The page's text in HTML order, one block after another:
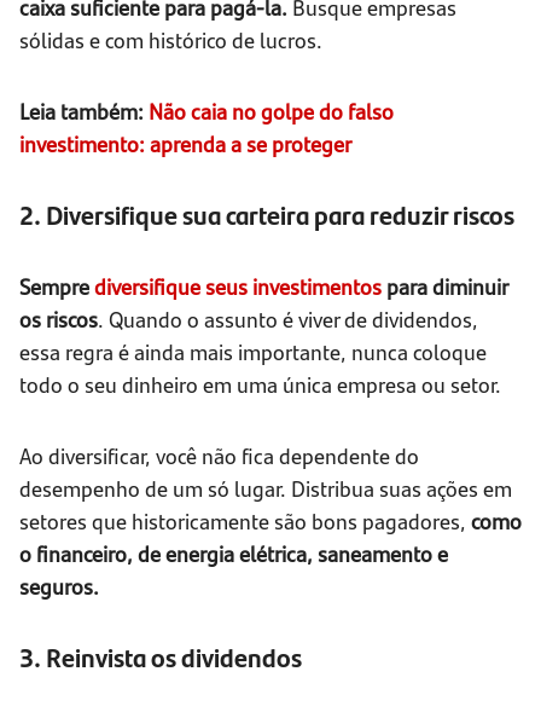
caixa suficiente para pagá-la. Busque empresas
sólidas e com histórico de lucros.
Leia também: Não caia no golpe do falso
investimento: aprenda a se proteger
2. Diversifique sua carteira para reduzir riscos
Semprediversifique seus investimentos para diminuir
os riscos. Quando o assunto é viver de dividendos,
essa regra é ainda mais importante, nunca coloque
todo o seu dinheiro em uma única empresa ou setor.
Ao diversificar, você não fica dependente do
desempenho de um só lugar. Distribua suas ações em
setores que historicamente são bons pagadores, como
o financeiro, de energia elétrica, saneamento e
seguros.
3. Reinvista os dividendos